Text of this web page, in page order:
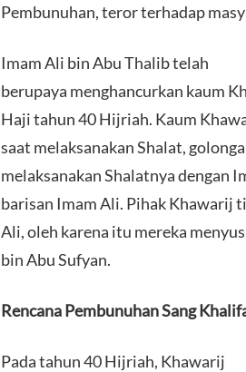
Pembunuhan, teror terhadap
Imam Ali bin Abu Thalib telah
berupaya menghancurkan kaum
Haji tahun 40 Hijriah. Kaum
saat melaksanakan Shalat,
melaksanakan Shalatnya dengan
barisan Imam Ali. Pihak Khawarij
Ali, oleh karena itu mereka
bin Abu Sufyan.
Rencana Pembunuhan Sang
Pada tahun 40 Hijriah, Khawarij